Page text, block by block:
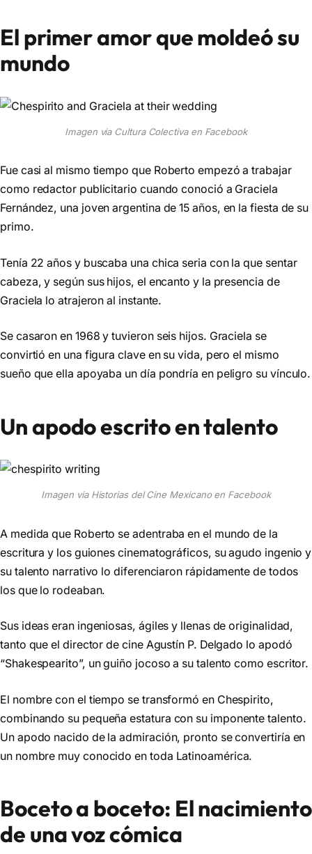
El primer amor que moldeó su
mundo
Imagen via Cultura Colectiva en Facebook
Fue casi al mismo tiempo que Roberto empezó a trabajar
como redactor publicitario cuando conoció a Graciela
Fernández, una joven argentina de 15 años, en la fiesta de su
primo.
Tenía 22 años y buscaba una chica seria con la que sentar
cabeza, y según sus hijos, el encanto y la presencia de
Graciela lo atrajeron al instante.
Se casaron en 1968 y tuvieron seis hijos. Graciela se
convirtió en una figura clave en su vida, pero el mismo
sueño que ella apoyaba un día pondría en peligro su vínculo.
Un apodo escrito en talento
Imagen via Historias del Cine Mexicano en Facebook
A medida que Roberto se adentraba en el mundo de la
escritura y los guiones cinematográficos, su agudo ingenio y
su talento narrativo lo diferenciaron rápidamente de todos
los que lo rodeaban.
Sus ideas eran ingeniosas, ágiles y llenas de originalidad,
tanto que el director de cine Agustín P. Delgado lo apodó
“Shakespearito”, un guiño jocoso a su talento como escritor.
El nombre con el tiempo se transformó en Chespirito,
combinando su pequeña estatura con su imponente talento.
Un apodo nacido de la admiración, pronto se convertiría en
un nombre muy conocido en toda Latinoamérica.
Boceto a boceto: El nacimiento
de una voz cómica